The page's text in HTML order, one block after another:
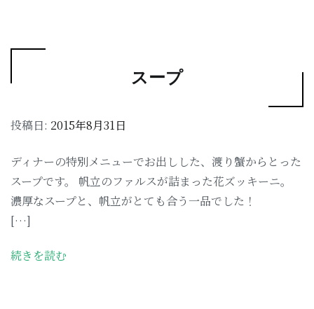
スープ
投稿日: 2015年8月31日
ディナーの特別メニューでお出しした、渡り蟹からとった
スープです。 帆立のファルスが詰まった花ズッキーニ。
濃厚なスープと、帆立がとても合う一品でした！
[…]
続きを読む